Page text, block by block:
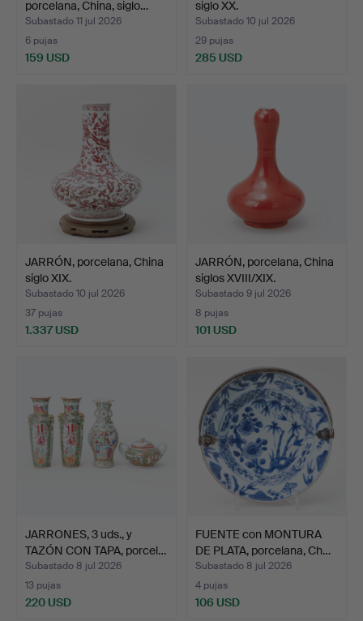
porcelana, China, siglo…
Subastado 11 jul 2026
6 pujas
159 USD
siglo XX.
Subastado 10 jul 2026
29 pujas
285 USD
JARRÓN, porcelana, China
siglo XIX.
Subastado 10 jul 2026
37 pujas
1.337 USD
JARRÓN, porcelana, China
siglos XVIII/XIX.
Subastado 9 jul 2026
8 pujas
101 USD
JARRONES, 3 uds., y
TAZÓN CON TAPA, porcel…
Subastado 8 jul 2026
13 pujas
220 USD
FUENTE con MONTURA
DE PLATA, porcelana, Ch…
Subastado 8 jul 2026
4 pujas
106 USD